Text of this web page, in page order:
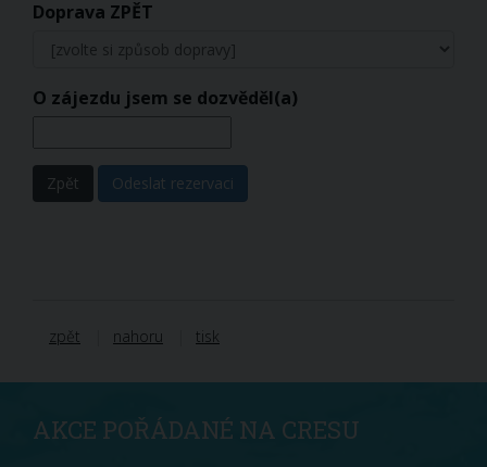
Doprava ZPĚT
O zájezdu jsem se dozvěděl(a)
Zpět Odeslat rezervaci
zpět nahoru tisk
AKCE POŘÁDANÉ NA CRESU